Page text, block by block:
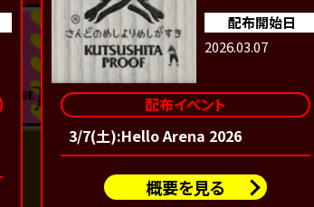
配布開始日
2026.03.07
配布イベント
3/7(土):Hello Arena 2026
概要を見る